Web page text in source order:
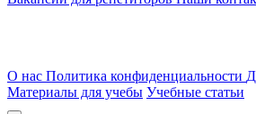
О нас Политика конфиденциальности
Материалы для учебы Учебные статьи